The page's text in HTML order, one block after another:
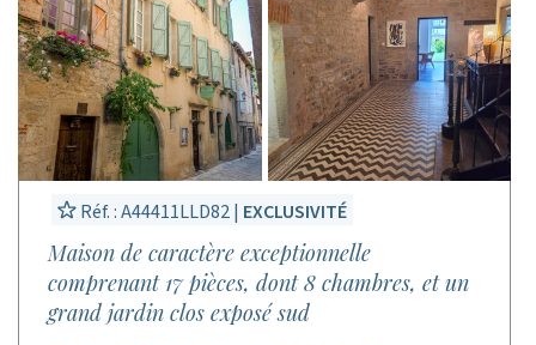
Réf. : A44411LLD82 | EXCLUSIVITÉ
Maison de caractère exceptionnelle
comprenant 17 pièces, dont 8 chambres, et un
grand jardin clos exposé sud